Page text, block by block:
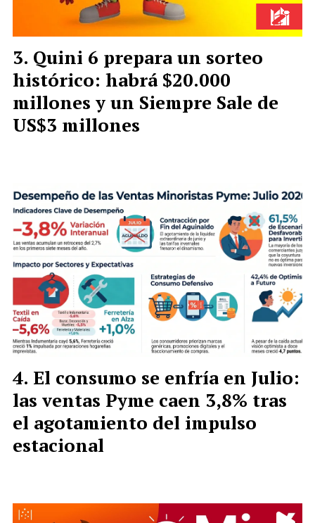
Quini 6 prepara un sorteo
histórico: habrá $20.000
millones y un Siempre Sale de
US$3 millones
El consumo se enfría en Julio:
las ventas Pyme caen 3,8% tras
el agotamiento del impulso
estacional